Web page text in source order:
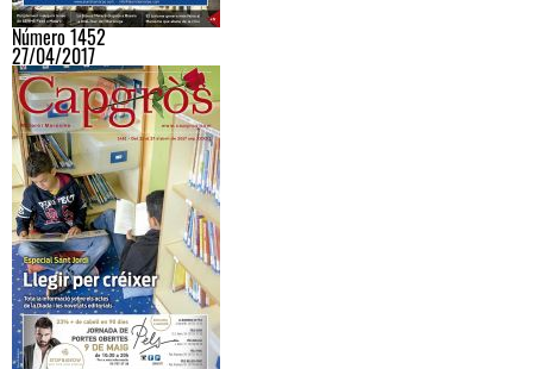
Número 1452
27/04/2017